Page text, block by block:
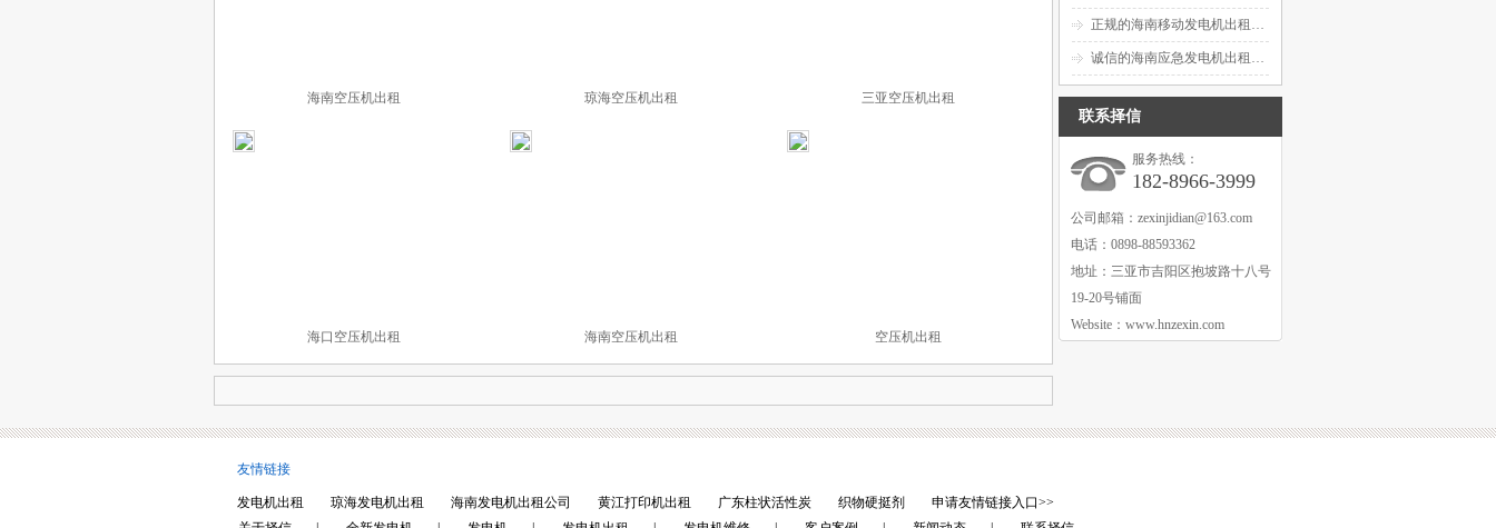
海南空压机出租 琼海空压机出租 三亚空压机出租
海口空压机出租 海南空压机出租 空压机出租
正规的海南移动发电机出租功率齐全
诚信的海南应急发电机出租源头厂家
联系择信
服务热线：
182-8966-3999
公司邮箱： zexinjidian@163.com
电话：0898-88593362
地址：三亚市吉阳区抱坡路十八号
19-20号铺面
Website：www.hnzexin.com
友情链接
发电机出租 琼海发电机出租 海南发电机出租公司 黄江打印机出租 广东柱状活性炭 织物硬挺剂
申请友情链接入口>>